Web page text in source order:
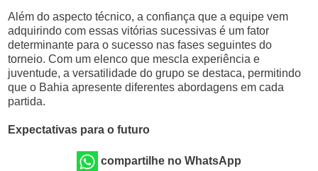
Além do aspecto técnico, a confiança que a equipe vem
adquirindo com essas vitórias sucessivas é um fator
determinante para o sucesso nas fases seguintes do
torneio. Com um elenco que mescla experiência e
juventude, a versatilidade do grupo se destaca, permitindo
que o Bahia apresente diferentes abordagens em cada
partida.
Expectativas para o futuro
compartilhe no WhatsApp